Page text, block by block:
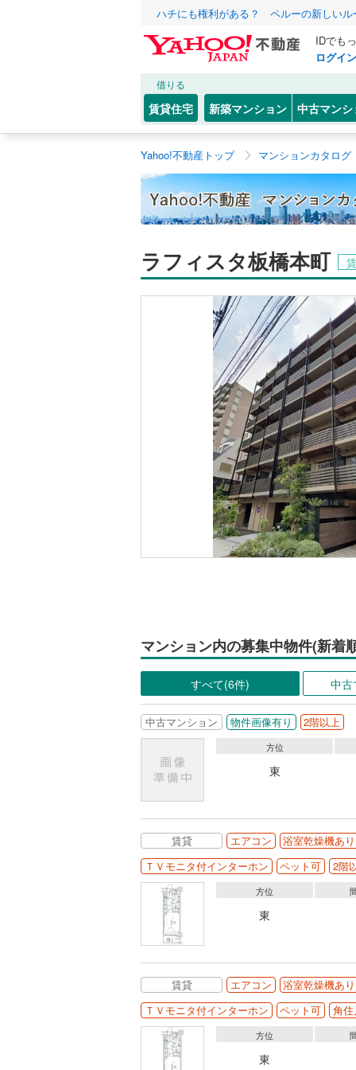
ハチにも権利がある？ ペルーの新しいル
IDでも
ログイン
借りる
賃貸住宅 新築マンション 中古マンシ
Yahoo!不動産トップ マンションカタログ
ラフィスタ板橋本町
マンション内の募集中物件(新着
すべて(6件) 中古
中古マンション 物件画像有り 2階以上
方位
東
賃貸 エアコン
浴室乾燥機あり
ＴＶモニタ付インターホン
ペット可 2階
方位
東
賃貸 エアコン
浴室乾燥機あり
ＴＶモニタ付インターホン
ペット可 角住
方位
東